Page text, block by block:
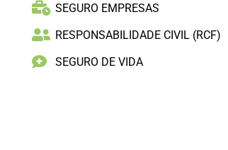
SEGURO EMPRESAS
RESPONSABILIDADE CIVIL (RCF)
SEGURO DE VIDA